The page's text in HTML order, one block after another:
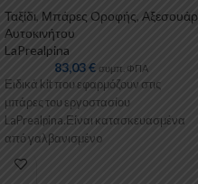
Ταξίδι, Μπάρες Οροφής, Αξεσουάρ
Αυτοκινήτου
LaPrealpina
83,03€ συμπ. ΦΠΑ
Ειδικά kit που εφαρμόζουν στις
μπάρες του εργοστασίου
LaPrealpina.Είναι κατασκευασμένα
από γαλβανισμένo
μέταλλο.Παρέχονται με